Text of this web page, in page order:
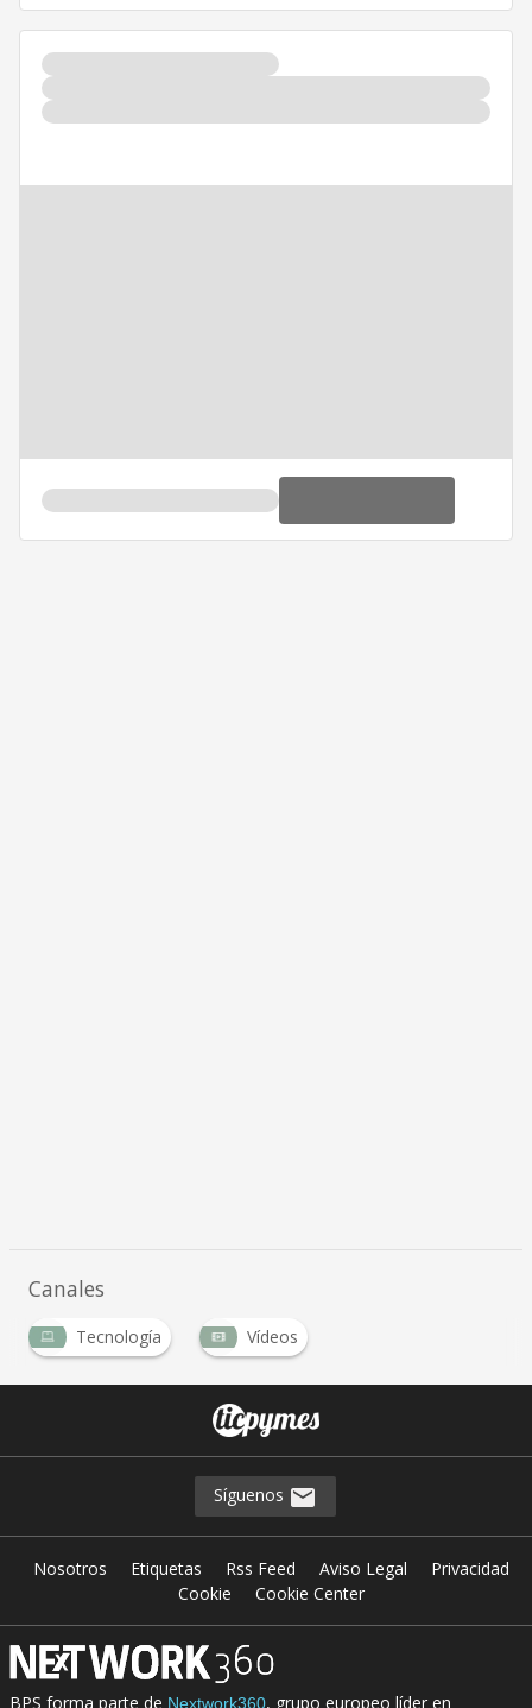
Canales
Tecnología Vídeos
Síguenos
Nosotros Etiquetas Rss Feed Aviso Legal
Privacidad
Cookie
Cookie Center
BPS forma parte de Nextwork360, grupo europeo líder en